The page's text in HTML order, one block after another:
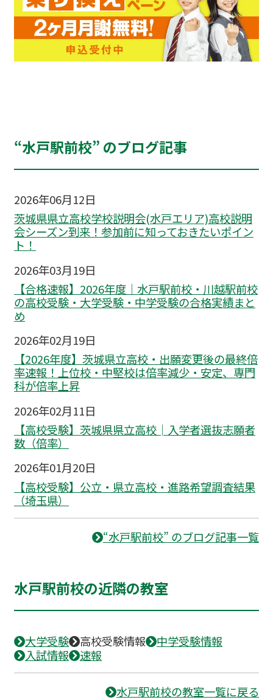
“水戸駅前校” のブログ記事
2026年06月12日
茨城県県立高校学校説明会(水戸エリア)高校説明
会シーズン到来！参加前に知っておきたいポイン
ト！
2026年03月19日
【合格速報】2026年度｜水戸駅前校・川越駅前校
の高校受験・大学受験・中学受験の合格実績まと
め
2026年02月19日
【2026年度】茨城県立高校・出願変更後の最終倍
率速報！上位校・中堅校は倍率減少・安定、専門
科が倍率上昇
2026年02月11日
【高校受験】茨城県県立高校│入学者選抜志願者
数（倍率）
2026年01月20日
【高校受験】公立・県立高校・進路希望調査結果
（埼玉県）
“水戸駅前校” のブログ記事一覧
水戸駅前校の近隣の教室
大学受験 高校受験情報
中学受験情報
入試情報
速報
水戸駅前校の教室一覧に戻る